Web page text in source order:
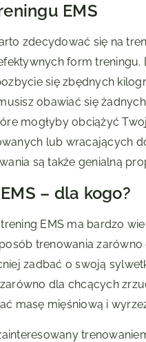
EMS
zdecydować się na
form
się zbędnych
obawiać się
mogłyby obciążyć
lub wracających
są także genialną
– dla kogo?
EMS ma bardzo
trenowania
zadbać o swoją
dla chcących
masę mięśniową i